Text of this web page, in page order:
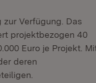
Verfügung. Das
projektbezogen 40
Euro je Projekt.
deren